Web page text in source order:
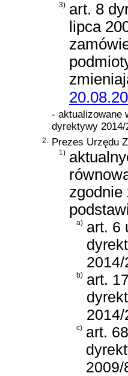
3) art. 8
lipca
- aktualizowane
dyrektywy
2. Prezes Urzędu
1)
zgodnie
a) art. 6
2014/
b) art.
2014/
c) art.
2009/